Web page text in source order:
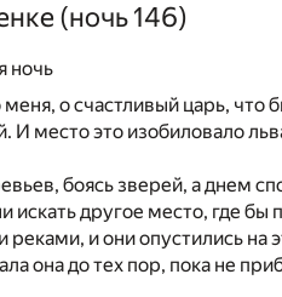
(ночь 146)
ночь
о счастливый царь, что
место это изобиловало
боясь зверей, а днем
искать другое место, где бы
и они опустились на
она до тех пор, пока не